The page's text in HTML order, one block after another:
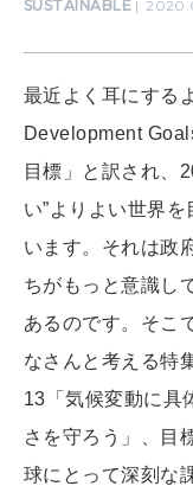
2026年9月号「北
2026
2026年7月号「鎌倉
2026年6月号「大銀
2026年5月
2026年4月号
SUSTAINABLE
最近よく耳にする
Development
目標」と訳され、
い”よりよい世界
います。それは政
ちがもっと意識し
あるのです。そこ
なさんと考える特
13「気候変動に具
さを守ろう」、目
球にとって深刻な